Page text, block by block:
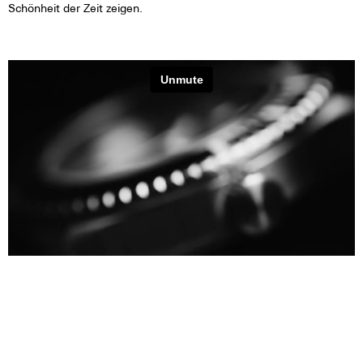
Schönheit der Zeit zeigen.